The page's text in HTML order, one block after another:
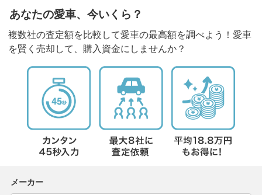
あなたの愛車、今いくら？
複数社の査定額を比較して愛車の最高額を調べよう！愛車
を賢く売却して、購入資金にしませんか？
メーカー